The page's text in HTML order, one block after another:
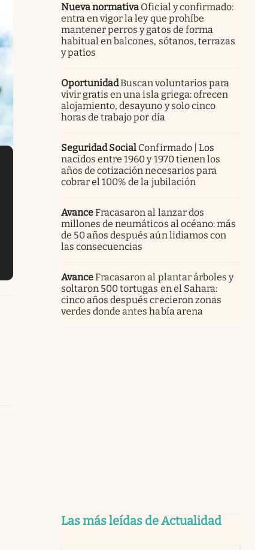
Nueva normativa Oficial y confirmado:
entra en vigor la ley que prohíbe
mantener perros y gatos de forma
habitual en balcones, sótanos, terrazas
y patios
OportunidadBuscan voluntarios para
vivir gratis en una isla griega: ofrecen
alojamiento, desayuno y solo cinco
horas de trabajo por día
Seguridad Social Confirmado | Los
nacidos entre 1960 y 1970 tienen los
años de cotización necesarios para
cobrar el 100% de la jubilación
AvanceFracasaron al lanzar dos
millones de neumáticos al océano: más
de 50 años después aún lidiamos con
las consecuencias
AvanceFracasaron al plantar árboles y
soltaron 500 tortugas en el Sahara:
cinco años después crecieron zonas
verdes donde antes había arena
Las más leídas de Actualidad